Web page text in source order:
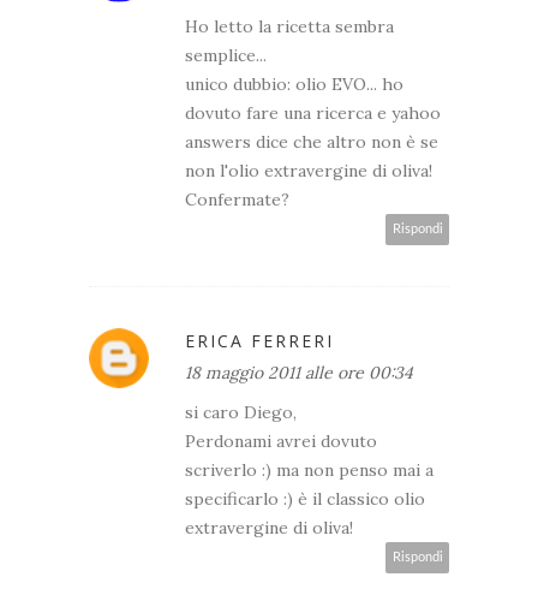
Ho letto la ricetta sembra
semplice...
unico dubbio: olio EVO... ho
dovuto fare una ricerca e yahoo
answers dice che altro non è se
non l'olio extravergine di oliva!
Confermate?
Rispondi
ERICA FERRERI
18 maggio 2011 alle ore 00:34
si caro Diego,
Perdonami avrei dovuto
scriverlo :) ma non penso mai a
specificarlo :) è il classico olio
extravergine di oliva!
Rispondi